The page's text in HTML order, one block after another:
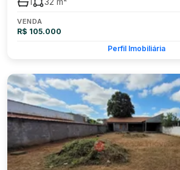
VENDA
R$ 105.000
Perfil Imobiliária